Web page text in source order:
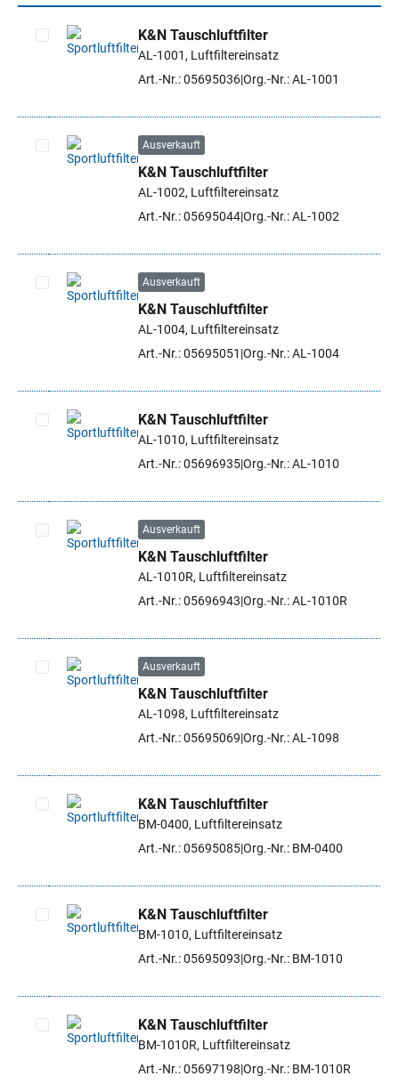
Artikel auswählen
K&N Tauschluftfilter
AL-1001, Luftfiltereinsatz
Art.-Nr.: 05695036Org.-Nr.: AL-1001
Artikel auswählen
Ausverkauft
K&N Tauschluftfilter
AL-1002, Luftfiltereinsatz
Art.-Nr.: 05695044Org.-Nr.: AL-1002
Artikel auswählen
Ausverkauft
K&N Tauschluftfilter
AL-1004, Luftfiltereinsatz
Art.-Nr.: 05695051 Org.-Nr.: AL-1004
Artikel auswählen
K&N Tauschluftfilter
AL-1010, Luftfiltereinsatz
Art.-Nr.: 05696935Org.-Nr.: AL-1010
Artikel auswählen
Ausverkauft
K&N Tauschluftfilter
AL-1010R, Luftfiltereinsatz
Art.-Nr.: 05696943 Org.-Nr.: AL-1010R
Artikel auswählen
Ausverkauft
K&N Tauschluftfilter
AL-1098, Luftfiltereinsatz
Art.-Nr.: 05695069 Org.-Nr.: AL-1098
Artikel auswählen
K&N Tauschluftfilter
BM-0400, Luftfiltereinsatz
Art.-Nr.: 05695085Org.-Nr.: BM-0400
Artikel auswählen
K&N Tauschluftfilter
BM-1010, Luftfiltereinsatz
Art.-Nr.: 05695093 Org.-Nr.: BM-1010
Artikel auswählen
K&N Tauschluftfilter
BM-1010R, Luftfiltereinsatz
Art.-Nr.: 05697198 Org.-Nr.: BM-1010R